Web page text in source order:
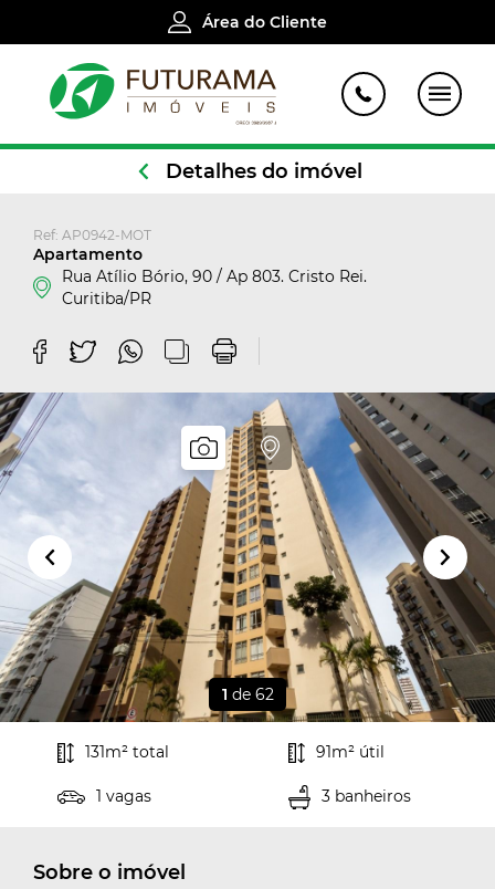
Área do Cliente
Cadastre-se para salvar seu
imóveis
Detalhes do imóvel
Ref: AP0942-MOT
Apartamento
Rua Atílio Bório, 90 / Ap 803. Cristo Rei.
Curitiba/PR
1 de 62
131m² total 91m² útil
1 vagas 3 banheiros
Sobre o imóvel